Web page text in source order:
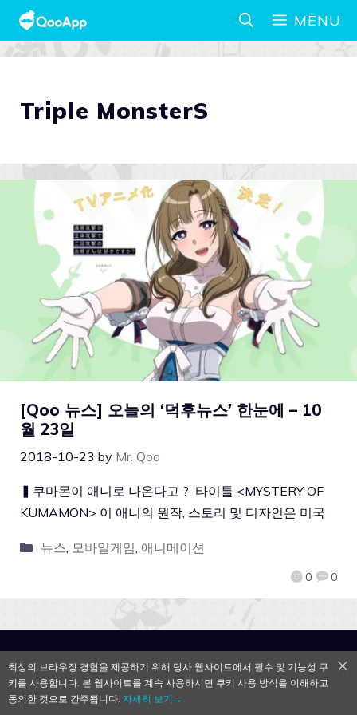
MENU
Triple MonsterS
[Qoo 뉴스] 오늘의 ‘덕후뉴스’ 한눈에 – 10
월 23일
2018-10-23 by Mr. Qoo
0 0
▍쿠마몬이 애니로 나온다고 ? 타이틀 <MYSTERY OF
KUMAMON> 이 애니의 원작, 스토리 및 디자인은 미국
뉴스, 모바일게임, 애니메이션
최상의 브라우징 경험을 제공하기 위해 당사 웹사이트에서 필수 및 기능성 쿠
키를 사용합니다. 본 웹사이트를 계속 사용하시면 쿠키 사용 방식을 이해하고
동의한 것으로 간주됩니다. 자세히 보기→